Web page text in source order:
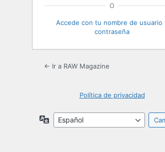
O
Accede con tu nombre de usuario
contraseña
← Ir a RAW Magazine
Política de privacidad
Idioma